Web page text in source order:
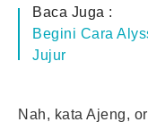
Baca Juga :
Begini Cara
Jujur
Nah, kata Ajeng,